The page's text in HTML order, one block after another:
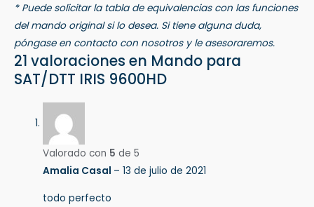
* Puede solicitar la tabla de equivalencias con las funciones
del mando original si lo desea. Si tiene alguna duda,
póngase en contacto con nosotros y le asesoraremos.
21 valoraciones en Mando para
SAT/DTT IRIS 9600HD
Valorado con 5 de 5
Amalia Casal – 13 de julio de 2021
todo perfecto